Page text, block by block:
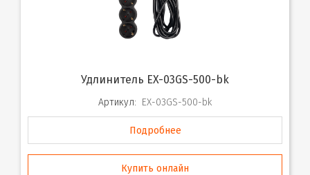
Удлинитель EX-03GS-500-bk
Артикул: EX-03GS-500-bk
Подробнее
Купить онлайн